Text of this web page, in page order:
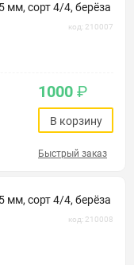
сорт 4/4, берёза
код: 210007
1000 ₽
В корзину
Быстрый заказ
сорт 4/4, берёза
код: 210008